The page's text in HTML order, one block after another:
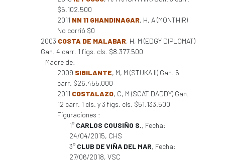
$5.102.500
2011 NN 11 GHANDINAGAR, H, A (MONTHIR)
No corrió $0
2003 COSTA DE MALABAR, H, M (EDGY DIPLOMAT)
Gan. 4 carr. 1 figs. cls. $8.377.500
Madre de:
2009 SIBILANTE, M, M (STUKA II) Gan. 6
carr. $26.455.000
2011 COSTALAZO, C, M (SCAT DADDY) Gan.
12 carr. 1 cls. y 3 figs. cls. $51.133.500
Figuraciones :
1° CARLOS COUSIÑO S., Fecha:
24/04/2015, CHS
3° CLUB DE VIÑA DEL MAR, Fecha:
27/06/2018, VSC